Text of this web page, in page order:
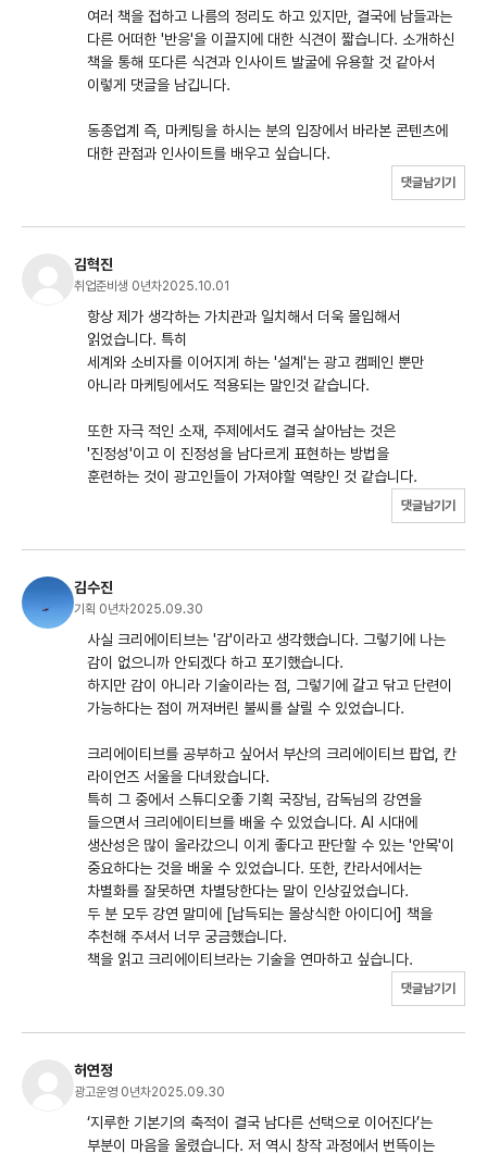
여러 책을 접하고 나름의 정리도 하고 있지만, 결국에 남들과는
다른 어떠한 '반응'을 이끌지에 대한 식견이 짧습니다. 소개하신
책을 통해 또다른 식견과 인사이트 발굴에 유용할 것 같아서
이렇게 댓글을 남깁니다.
동종업계 즉, 마케팅을 하시는 분의 입장에서 바라본 콘텐츠에
대한 관점과 인사이트를 배우고 싶습니다.
댓글남기기
김혁진
취업준비생 0년차2025.10.01
항상 제가 생각하는 가치관과 일치해서 더욱 몰입해서
읽었습니다. 특히
세계와 소비자를 이어지게 하는 '설계'는 광고 캠페인 뿐만
아니라 마케팅에서도 적용되는 말인것 같습니다.
또한 자극 적인 소재, 주제에서도 결국 살아남는 것은
'진정성'이고 이 진정성을 남다르게 표현하는 방법을
훈련하는 것이 광고인들이 가져야할 역량인 것 같습니다.
댓글남기기
김수진
기획 0년차2025.09.30
사실 크리에이티브는 '감'이라고 생각했습니다. 그렇기에 나는
감이 없으니까 안되겠다 하고 포기했습니다.
하지만 감이 아니라 기술이라는 점, 그렇기에 갈고 닦고 단련이
가능하다는 점이 꺼져버린 불씨를 살릴 수 있었습니다.
크리에이티브를 공부하고 싶어서 부산의 크리에이티브 팝업, 칸
라이언즈 서울을 다녀왔습니다.
특히 그 중에서 스튜디오좋 기획 국장님, 감독님의 강연을
들으면서 크리에이티브를 배울 수 있었습니다. AI 시대에
생산성은 많이 올라갔으니 이게 좋다고 판단할 수 있는 '안목'이
중요하다는 것을 배울 수 있었습니다. 또한, 칸라서에서는
차별화를 잘못하면 차별당한다는 말이 인상깊었습니다.
두 분 모두 강연 말미에 [납득되는 몰상식한 아이디어] 책을
추천해 주셔서 너무 궁금했습니다.
책을 읽고 크리에이티브라는 기술을 연마하고 싶습니다.
댓글남기기
허연정
광고운영 0년차2025.09.30
‘지루한 기본기의 축적이 결국 남다른 선택으로 이어진다’는
부분이 마음을 울렸습니다. 저 역시 창작 과정에서 번뜩이는